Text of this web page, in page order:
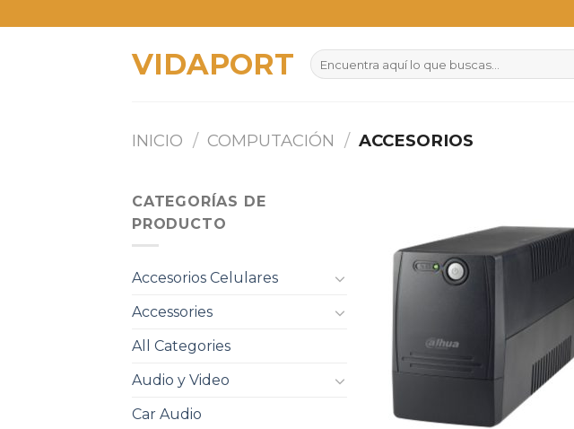
to
VIDAPORT
Buscar
por:
INICIO / COMPUTACIÓN / ACCESORIOS
CATEGORÍAS DE
PRODUCTO
Accesorios Celulares
Accessories
All Categories
Audio y Video
Car Audio